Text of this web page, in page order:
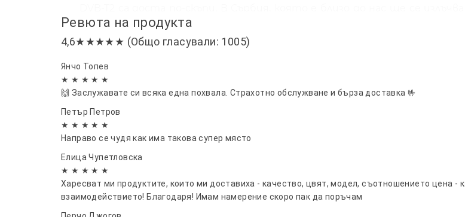
Това дава предпоставка хората живеещи до границата ни със Сърбия
купувайки си DVB-T2 приемници. Естествено инвестицията, която
приемник е доста по-скъпа от обикновения DVB-T ефирен
гледате много повече канали - както български, така и сръбски.
им телевизии са с висока резолюция. Освен това покупката на DVB-
нашата мрежа ще се надгради до DVB-T2 и на Вас няма да ви се наложи
е да знаете, че с обикновен DVB-T приемник няма да можете да гледате
Виж още оферта за стайна антена за ефирна цифрова телевизия на
Ревюта на продукта
4,6★★★★★ (Общо гласували: 1005)
Янчо Топев
★ ★ ★ ★ ★
🙌 Заслужавате си всяка една похвала. Страхотно обслужване и бърза доставка 🤟
Петър Петров
★ ★ ★ ★ ★
Направо се чудя как има такова супер място
Елица Чупетловска
★ ★ ★ ★ ★
Харесват ми продуктите, които ми доставиха - качество, цвят, модел, съотношението цена -
взаимодействието! Благодаря! Имам намерение скоро пак да поръчам